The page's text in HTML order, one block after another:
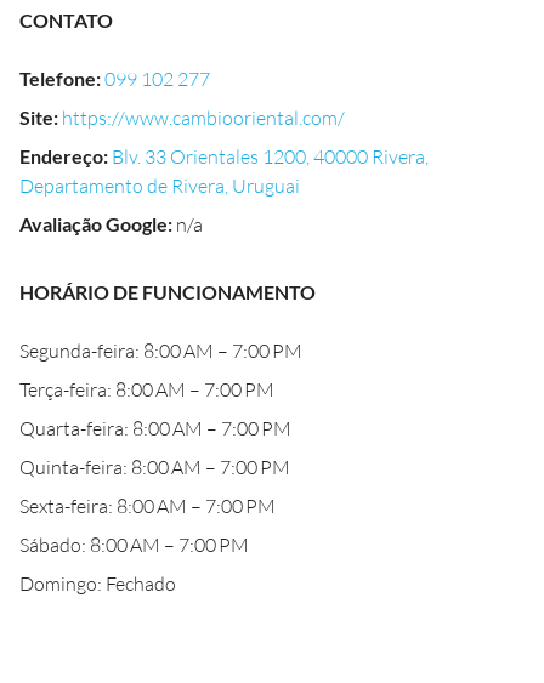
CONTATO
Telefone:099 102 277
Site: https://www.cambiooriental.com/
Endereço: Blv. 33 Orientales 1200, 40000 Rivera,
Departamento de Rivera, Uruguai
Avaliação Google: n/a
HORÁRIO DE FUNCIONAMENTO
Segunda-feira: 8:00 AM – 7:00 PM
Terça-feira: 8:00 AM – 7:00 PM
Quarta-feira: 8:00 AM – 7:00 PM
Quinta-feira: 8:00 AM – 7:00 PM
Sexta-feira: 8:00 AM – 7:00 PM
Sábado: 8:00 AM – 7:00 PM
Domingo: Fechado